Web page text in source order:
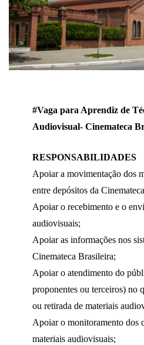
#Vaga para Aprendiz de
Audiovisual- Cinemateca
RESPONSABILIDADES
Apoiar a movimentação dos
entre depósitos da
Apoiar o recebimento e o
audiovisuais;
Apoiar as informações nos
Cinemateca Brasileira;
Apoiar o atendimento do
proponentes ou terceiros) no
ou retirada de materiais
Apoiar o monitoramento dos
materiais audiovisuais;